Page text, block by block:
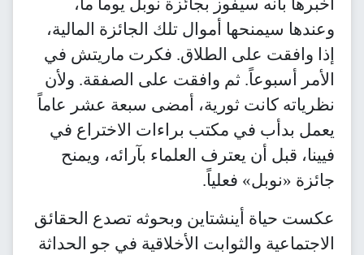
وعندها سيمنحها أموال تلك الجائزة المالية،
إذا وافقت على الطلاق. فكرت ماريتش في
الأمر أسبوعاً. ثم وافقت على الصفقة. ولأن
نظرياته كانت ثورية، أمضى سبعة عشر عاماً
يعمل بدأب في مكتب براءات الاختراع في
فيينا، قبل أن يعترف العلماء بآرائه، ويمنح
جائزة «نوبل» فعلياً.
عكست حياة أينشتاين وبحوثه تصدع الحقائق
الاجتماعية والثوابت الأخلاقية في جو الحداثة